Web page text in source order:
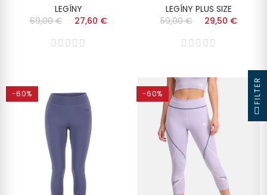
LEGÍNY
69,00 €
27,60 €
LEGÍNY PLUS SIZE
59,00 €
29,50 €
-60% -60% FILTER